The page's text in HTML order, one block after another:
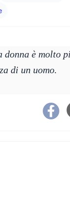
donna è molto
di un uomo.